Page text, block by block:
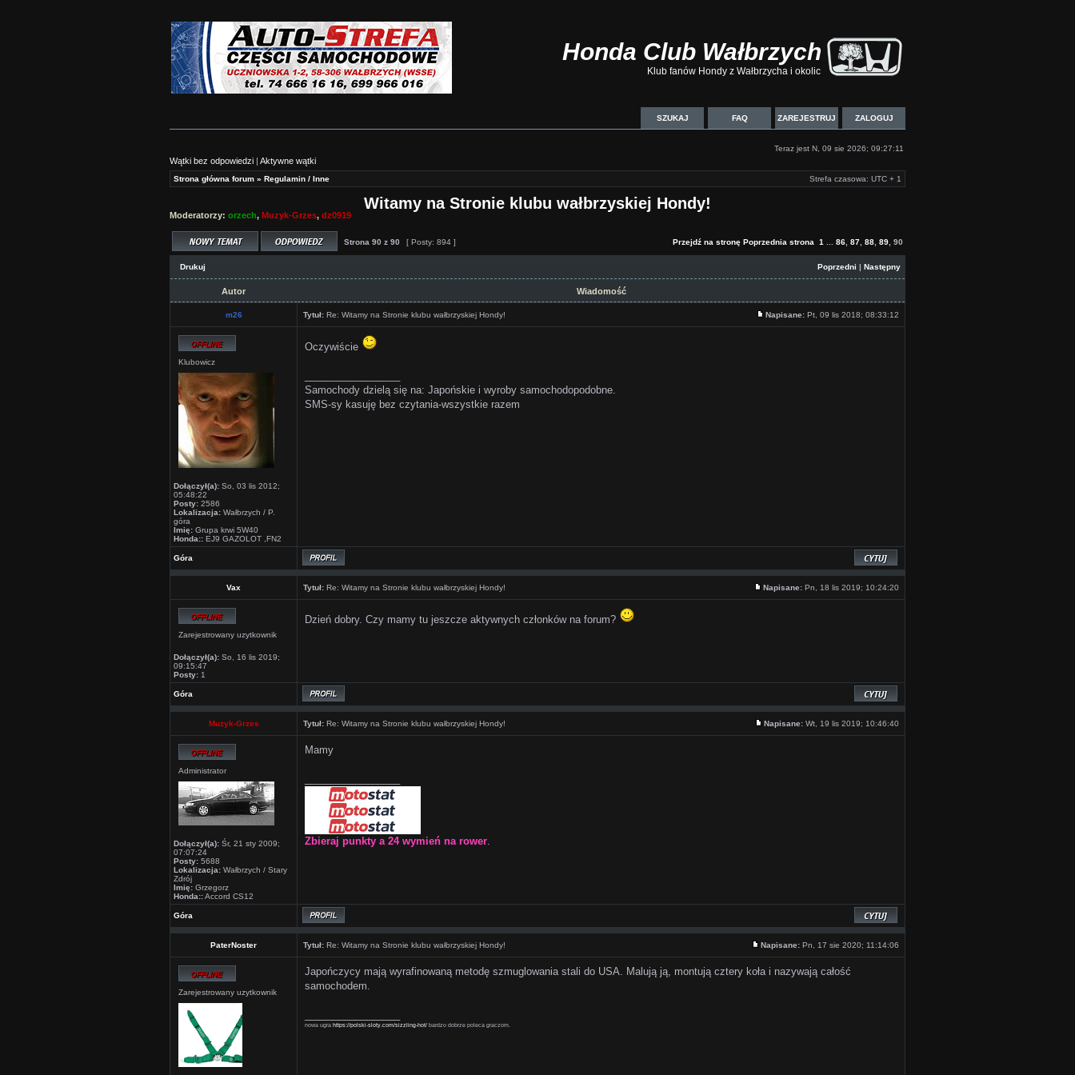
Honda Club Wałbrzych
Klub fanów Hondy z Wałbrzycha i okolic
ZALOGUJ
ZAREJESTRUJ
FAQ
SZUKAJ
Teraz jest N, 09 sie 2026; 09:27:11
Wątki bez odpowiedzi | Aktywne wątki
Strona główna forum » Regulamin / Inne Strefa czasowa: UTC + 1
Witamy na Stronie klubu wałbrzyskiej Hondy!
Moderatorzy: orzech, Muzyk-Grzes, dz0919
Strona 90 z 90 [ Posty: 894 ] Przejdź na stronę Poprzednia strona 1 86 87 88 89 90
Drukuj Poprzedni | Następny
Autor Wiadomość
m26 Tytuł: Re: Witamy na Stronie klubu wałbrzyskiej Hondy! Napisane: Pt, 09 lis 2018; 08:33:12
Klubowicz
Dołączył(a): So, 03 lis 2012;
05:48:22
Posty: 2586
Lokalizacja: Wałbrzych / P.
góra
Imię: Grupa krwi 5W40
Honda:: EJ9 GAZOLOT ,FN2
Oczywiście
Samochody dzielą się na: Japońskie i wyroby samochodopodobne.
SMS-sy kasuję bez czytania-wszystkie razem
Góra
Vax Tytuł: Re: Witamy na Stronie klubu wałbrzyskiej Hondy! Napisane: Pn, 18 lis 2019; 10:24:20
Zarejestrowany uzytkownik
Dołączył(a): So, 16 lis 2019;
09:15:47
Posty: 1
Dzień dobry. Czy mamy tu jeszcze aktywnych członków na forum?
Góra
Muzyk-Grzes Tytuł: Re: Witamy na Stronie klubu wałbrzyskiej Hondy! Napisane: Wt, 19 lis 2019; 10:46:40
Administrator
Dołączył(a): Śr, 21 sty 2009;
07:07:24
Posty: 5688
Lokalizacja: Wałbrzych / Stary
Zdrój
Imię: Grzegorz
Honda::Accord CS12
Mamy
Zbieraj punkty a 24 wymień na rower.
Góra
PaterNoster Tytuł: Re: Witamy na Stronie klubu wałbrzyskiej Hondy! Napisane: Pn, 17 sie 2020; 11:14:06
Zarejestrowany uzytkownik
Japończycy mają wyrafinowaną metodę szmuglowania stali do USA. Malują ją, montują cztery koła i nazywają całość
samochodem.
nowa ugra https://polski-sloty.com/sizzling-hot/ bardzo dobrze poleca graczom.